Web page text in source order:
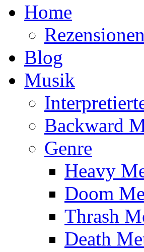
Home
Rezensionen
Blog
Musik
Backward
Genre
Heavy
Doom
Thrash
Death